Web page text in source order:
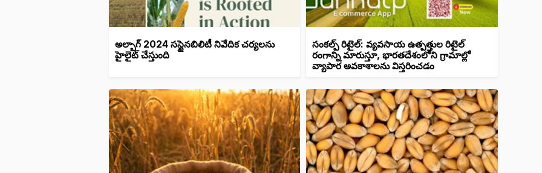
అల్బాగ్ 2024 సస్టైనబిలిటీ నివేదిక చర్యలను
హైలైట్ చేస్తుంది
సంకల్ప్ రిటైల్: వ్యవసాయ ఉత్పత్తుల రిటైల్
రంగాన్ని మారుస్తూ, భారతదేశంలోని గ్రామాల్లో
వ్యాపార అవకాశాలను విస్తరించడం